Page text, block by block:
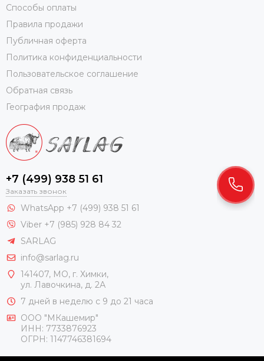
Способы оплаты
Правила продажи
Публичная оферта
Политика конфиденциальности
Пользовательское соглашение
Обратная связь
География продаж
+7 (499) 938 51 61
Заказать звонок
WhatsApp +7 (499) 938 51 61
Viber +7 (985) 928 84 32
SARLAG
info@sarlag.ru
141407, МО, г. Химки,
ул. Лавочкина, д. 2А
7 дней в неделю с 9 до 21 часа
ООО "МКашемир"
ИНН: 7733876923
ОГРН: 1147746381694